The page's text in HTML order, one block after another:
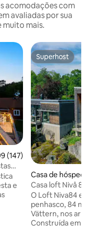
acomodações com
avaliadas por sua
muito mais.
uma avaliação média de
(147)
e
Superhost
Superhost
Casa de
yd
Casa loft Nivå 84
para o lago
O Loft Niva84
penhasco, 84
Vättern, nos
Construída em